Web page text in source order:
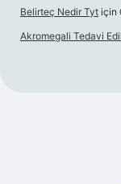
Belirteç Nedir Tyt için
Akromegali Tedavi